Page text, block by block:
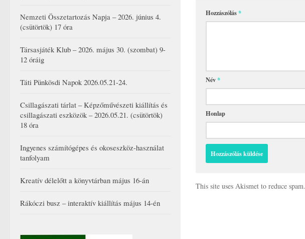
Hozzászólás*
Név*
Honlap
This site uses Akismet to reduce spam.
Nemzeti Összetartozás Napja – 2026. június 4.
(csütörtök) 17 óra
Társasjáték Klub – 2026. május 30. (szombat) 9-
12 óráig
Táti Pünkösdi Napok 2026.05.21-24.
Csillagászati tárlat – Képzőművészeti kiállítás és
csillagászati eszközök – 2026.05.21. (csütörtök)
18 óra
Ingyenes számítógépes és okoseszköz-használat
tanfolyam
Kreatív délelőtt a könyvtárban május 16-án
Rákóczi busz – interaktív kiállítás május 14-én